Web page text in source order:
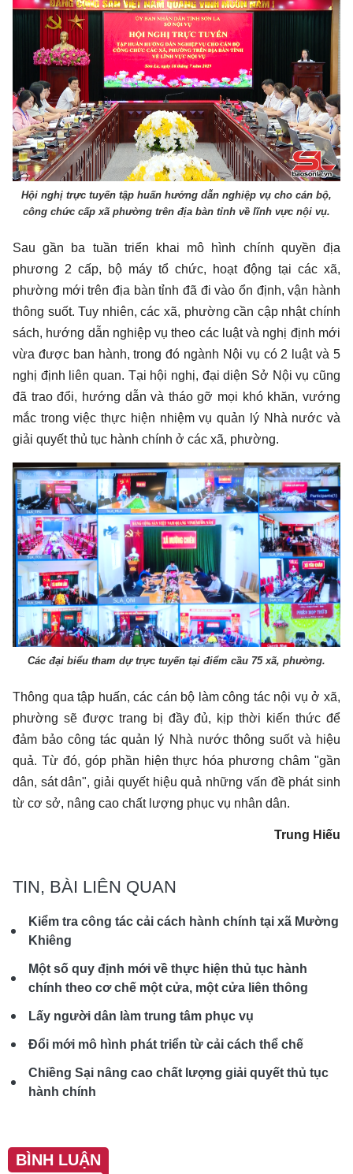
Hội nghị trực tuyến tập huấn hướng dẫn nghiệp vụ cho cán bộ,
công chức cấp xã phường trên địa bàn tỉnh về lĩnh vực nội vụ.
Sau gần ba tuần triển khai mô hình chính quyền địa
phương 2 cấp, bộ máy tổ chức, hoạt động tại các xã,
phường mới trên địa bàn tỉnh đã đi vào ổn định, vận hành
thông suốt. Tuy nhiên, các xã, phường cần cập nhật chính
sách, hướng dẫn nghiệp vụ theo các luật và nghị định mới
vừa được ban hành, trong đó ngành Nội vụ có 2 luật và 5
nghị định liên quan. Tại hội nghị, đại diện Sở Nội vụ cũng
đã trao đổi, hướng dẫn và tháo gỡ mọi khó khăn, vướng
mắc trong việc thực hiện nhiệm vụ quản lý Nhà nước và
giải quyết thủ tục hành chính ở các xã, phường.
Các đại biểu tham dự trực tuyến tại điểm cầu 75 xã, phường.
Thông qua tập huấn, các cán bộ làm công tác nội vụ ở xã,
phường sẽ được trang bị đầy đủ, kịp thời kiến thức để
đảm bảo công tác quản lý Nhà nước thông suốt và hiệu
quả. Từ đó, góp phần hiện thực hóa phương châm "gần
dân, sát dân", giải quyết hiệu quả những vấn đề phát sinh
từ cơ sở, nâng cao chất lượng phục vụ nhân dân.
Trung Hiếu
TIN, BÀI LIÊN QUAN
Kiểm tra công tác cải cách hành chính tại xã Mường
Khiêng
Một số quy định mới về thực hiện thủ tục hành
chính theo cơ chế một cửa, một cửa liên thông
Lấy người dân làm trung tâm phục vụ
Đổi mới mô hình phát triển từ cải cách thể chế
Chiềng Sại nâng cao chất lượng giải quyết thủ tục
hành chính
BÌNH LUẬN